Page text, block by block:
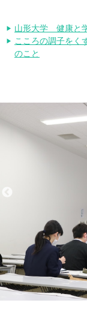
山形大学 健康と
こころの調子をく
のこと